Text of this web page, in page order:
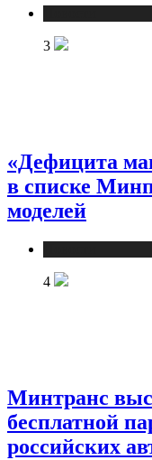
3
«Дефицита
в списке
моделей
4
Минтранс
бесплатной
российских